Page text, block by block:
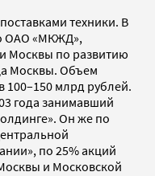
техники. В
ОАО «МКЖД»,
Москвы по развитию
Москвы. Объем
100–150 млрд рублей.
года занимавший
Он же по
по 25% акций
и Московской